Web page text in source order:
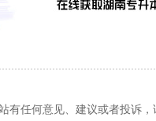
有任何意见、建议或者投诉